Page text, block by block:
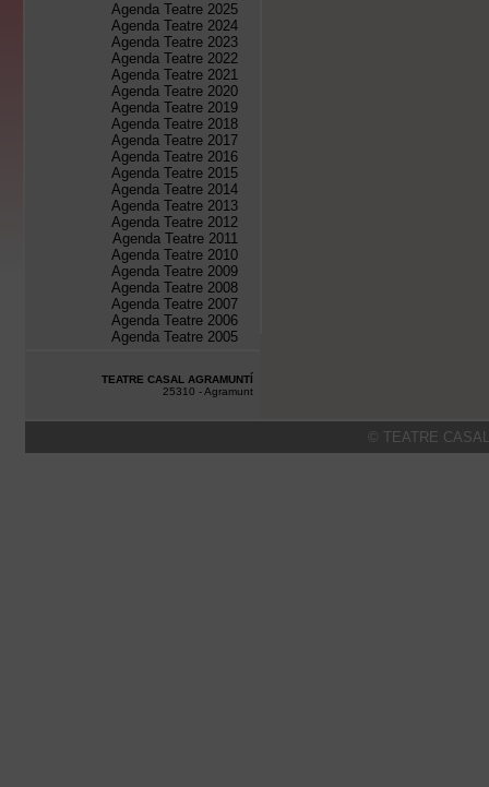
Agenda Teatre 2025
Agenda Teatre 2024
Agenda Teatre 2023
Agenda Teatre 2022
Agenda Teatre 2021
Agenda Teatre 2020
Agenda Teatre 2019
Agenda Teatre 2018
Agenda Teatre 2017
Agenda Teatre 2016
Agenda Teatre 2015
Agenda Teatre 2014
Agenda Teatre 2013
Agenda Teatre 2012
Agenda Teatre 2011
Agenda Teatre 2010
Agenda Teatre 2009
Agenda Teatre 2008
Agenda Teatre 2007
Agenda Teatre 2006
Agenda Teatre 2005
TEATRE CASAL AGRAMUNTÍ
25310 - Agramunt
© TEATRE